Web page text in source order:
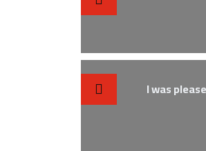
I was